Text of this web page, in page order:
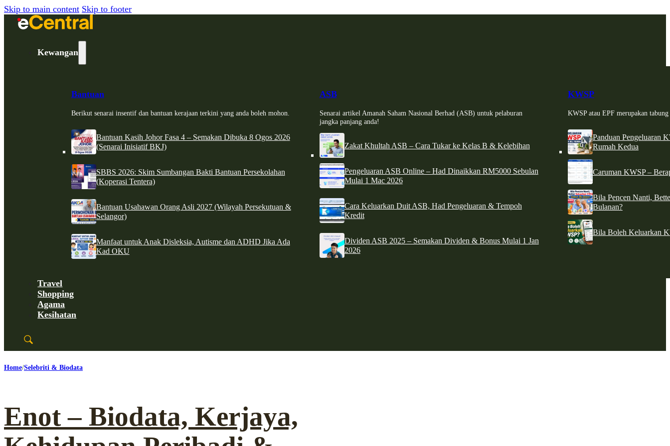
Skip to main content Skip to footer
Kewangan
Bantuan
Berikut senarai insentif dan bantuan kerajaan terkini yang anda boleh mohon.
Bantuan Kasih Johor Fasa 4 – Semakan Dibuka 8 Ogos 2026
(Senarai Inisiatif BKJ)
SBBS 2026: Skim Sumbangan Bakti Bantuan Persekolahan
(Koperasi Tentera)
Bantuan Usahawan Orang Asli 2027 (Wilayah Persekutuan &
Selangor)
Manfaat untuk Anak Disleksia, Autisme dan ADHD Jika Ada
Kad OKU
ASB
Senarai artikel Amanah Saham Nasional Berhad (ASB) untuk pelaburan
jangka panjang anda!
Zakat Khultah ASB – Cara Tukar ke Kelas B & Kelebihan
Pengeluaran ASB Online – Had Dinaikkan RM5000 Sebulan
Mulai 1 Mac 2026
Cara Keluarkan Duit ASB, Had Pengeluaran & Tempoh
Kredit
Dividen ASB 2025 – Semakan Dividen & Bonus Mulai 1 Jan
2026
KWSP
KWSP atau EPF merupakan
Panduan Pengeluaran
Rumah Kedua
Caruman KWSP –
Bila Pencen Nanti,
Bulanan?
Bila Boleh Keluarkan
Travel
Shopping
Agama
Kesihatan
Home Selebriti & Biodata
Enot – Biodata, Kerjaya,